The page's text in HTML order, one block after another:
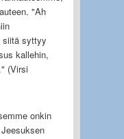
"Ah
siitä syttyy
kallehin,
(Virsi
onkin